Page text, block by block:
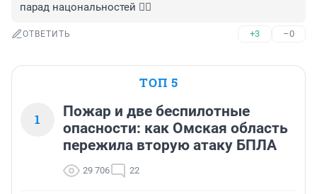
парад нацональностей 🤦‍♂️
ОТВЕТИТЬ +3 –0
ТОП 5
1
Пожар и две беспилотные
опасности: как Омская область
пережила вторую атаку БПЛА
29 706 22